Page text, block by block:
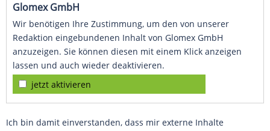
Glomex GmbH
Wir benötigen Ihre Zustimmung, um den von unserer
Redaktion eingebundenen Inhalt von Glomex GmbH
anzuzeigen. Sie können diesen mit einem Klick anzeigen
lassen und auch wieder deaktivieren.
jetzt aktivieren
Ich bin damit einverstanden, dass mir externe Inhalte